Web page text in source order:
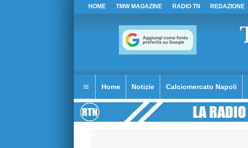
HOME TMW MAGAZINE RADIO TN REDAZIONE
Home Notizie Calciomercato Napoli